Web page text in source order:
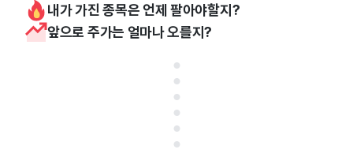
내가 가진 종목은 언제 팔아야할지?
앞으로 주가는 얼마나 오를지?